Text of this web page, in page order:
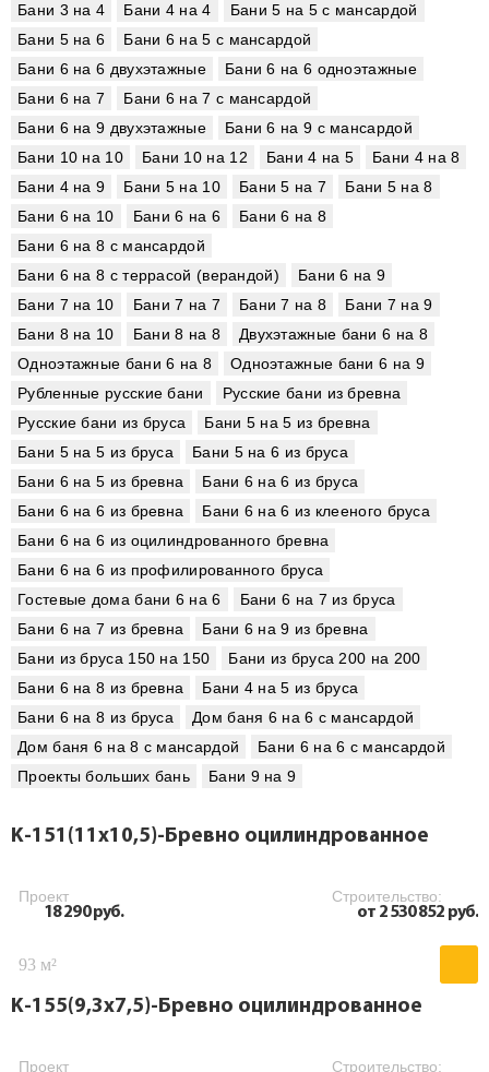
Бани 3 на 4 Бани 4 на 4
Бани 5 на 5 с мансардой
Бани 5 на 6
Бани 6 на 5 с мансардой
Бани 6 на 6 двухэтажные
Бани 6 на 6 одноэтажные
Бани 6 на 7
Бани 6 на 7 с мансардой
Бани 6 на 9 двухэтажные
Бани 6 на 9 с мансардой
Бани 10 на 10
Бани 10 на 12 Бани 4 на 5
Бани 4 на 8
Бани 4 на 9
Бани 5 на 10 Бани 5 на 7
Бани 5 на 8
Бани 6 на 10
Бани 6 на 6
Бани 6 на 8
Бани 6 на 8 с мансардой
Бани 6 на 8 с террасой (верандой)
Бани 6 на 9
Бани 7 на 10
Бани 7 на 7 Бани 7 на 8
Бани 7 на 9
Бани 8 на 10
Бани 8 на 8
Двухэтажные бани 6 на 8
Одноэтажные бани 6 на 8
Одноэтажные бани 6 на 9
Рубленные русские бани
Русские бани из бревна
Русские бани из бруса
Бани 5 на 5 из бревна
Бани 5 на 5 из бруса
Бани 5 на 6 из бруса
Бани 6 на 5 из бревна
Бани 6 на 6 из бруса
Бани 6 на 6 из бревна
Бани 6 на 6 из клееного бруса
Бани 6 на 6 из оцилиндрованного бревна
Бани 6 на 6 из профилированного бруса
Гостевые дома бани 6 на 6
Бани 6 на 7 из бруса
Бани 6 на 7 из бревна
Бани 6 на 9 из бревна
Бани из бруса 150 на 150
Бани из бруса 200 на 200
Бани 6 на 8 из бревна
Бани 4 на 5 из бруса
Бани 6 на 8 из бруса
Дом баня 6 на 6 с мансардой
Дом баня 6 на 8 с мансардой
Бани 6 на 6 с мансардой
Проекты больших бань
Бани 9 на 9
K-151(11х10,5)-Бревно оцилиндрованное
Проект
18 290 руб.
Строительство:
от 2 530 852 руб.
93 м²
K-155(9,3х7,5)-Бревно оцилиндрованное
Проект Строительство: